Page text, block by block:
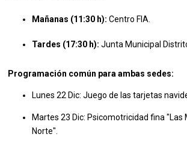
Mañanas (11:30 h): Centro FIA
Tardes (17:30 h): Junta Municipal
Programación común para ambas sedes:
Lunes 22 Dic: Juego de las tarjetas
Martes 23 Dic: Psicomotricidad fina "Las
Norte".